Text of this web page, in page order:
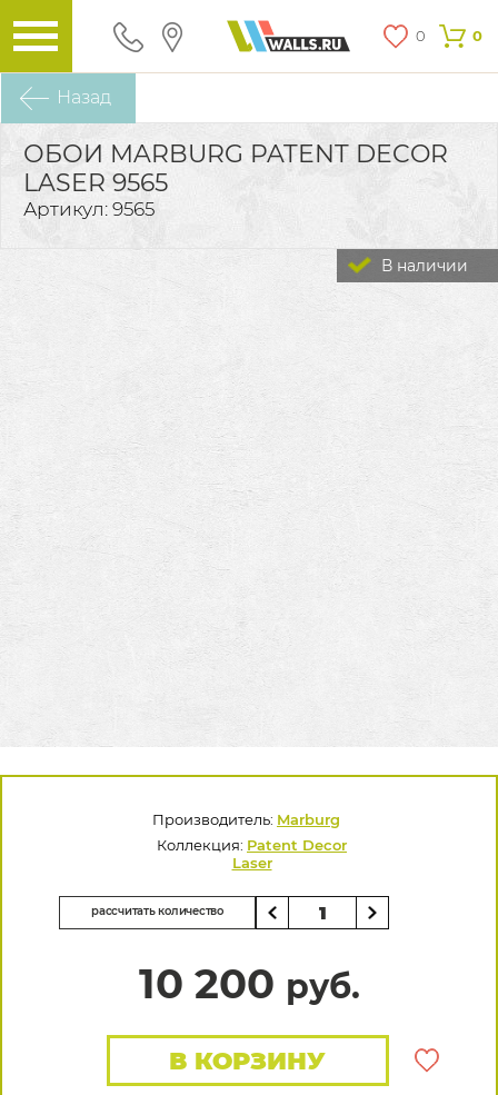
0 0
Назад
ОБОИ MARBURG PATENT DECOR
LASER 9565
Артикул: 9565
В наличии
Производитель: Marburg
Коллекция: Patent Decor
Laser
рассчитать количество
10 200 руб.
В КОРЗИНУ